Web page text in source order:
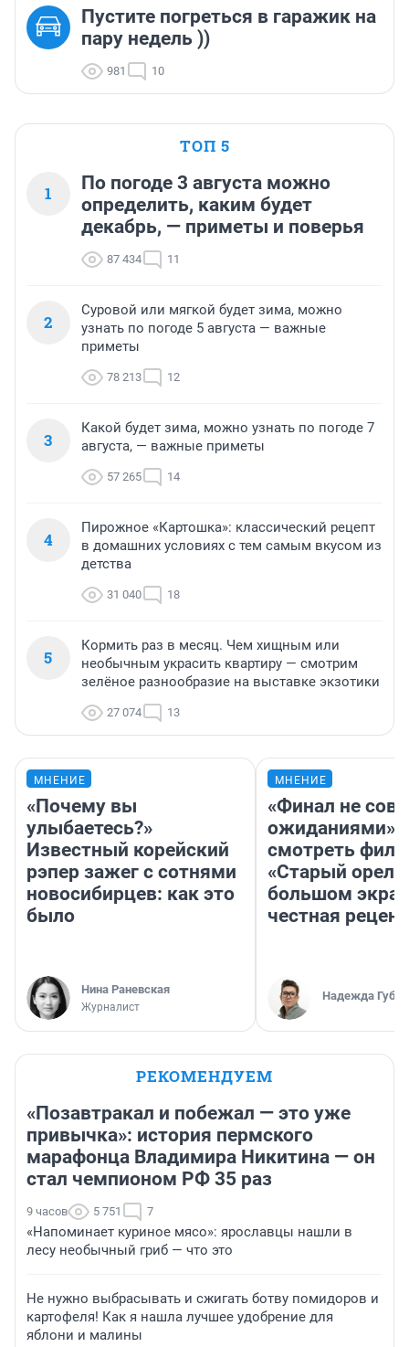
Пустите погреться в гаражик на
пару недель ))
981 10
ТОП 5
1
По погоде 3 августа можно
определить, каким будет
декабрь, — приметы и поверья
87 434 11
2
Суровой или мягкой будет зима, можно
узнать по погоде 5 августа — важные
приметы
78 213 12
3
Какой будет зима, можно узнать по погоде 7
августа, — важные приметы
57 265 14
4
Пирожное «Картошка»: классический рецепт
в домашних условиях с тем самым вкусом из
детства
31 040 18
5
Кормить раз в месяц. Чем хищным или
необычным украсить квартиру — смотрим
зелёное разнообразие на выставке экзотики
27 074 13
МНЕНИЕ
«Почему вы
улыбаетесь?»
Известный корейский
рэпер зажег с сотнями
новосибирцев: как это
было
Нина Раневская
Журналист
МНЕНИЕ
«Финал не
ожиданиями»:
смотреть
«Старый орел»
большом
честная
Надежда
РЕКОМЕНДУЕМ
«Позавтракал и побежал — это уже
привычка»: история пермского
марафонца Владимира Никитина — он
стал чемпионом РФ 35 раз
9 часов 5 751 7
«Напоминает куриное мясо»: ярославцы нашли в
лесу необычный гриб — что это
Не нужно выбрасывать и сжигать ботву помидоров и
картофеля! Как я нашла лучшее удобрение для
яблони и малины